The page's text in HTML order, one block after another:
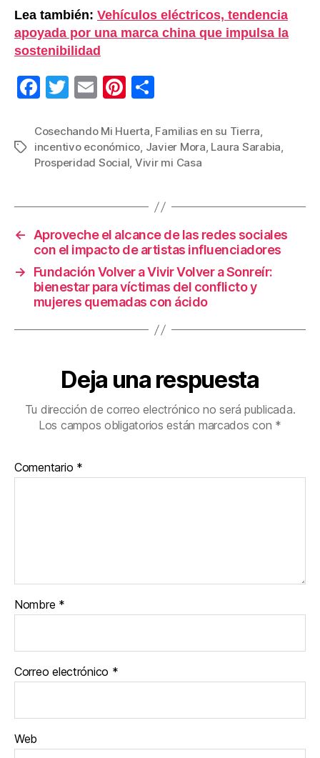
Lea también: Vehículos eléctricos, tendencia
apoyada por una marca china que impulsa la
sostenibilidad
F
c
e
o
k
T
tt
er
E
ail
Pi
er
e
m
p
tir
Etiquetas
Cosechando Mi Huerta, Familias en su Tierra,
incentivo económico, Javier Mora, Laura Sarabia,
Prosperidad Social, Vivir mi Casa
← Aproveche el alcance de las redes sociales
con el impacto de artistas influenciadores
→
Fundación Volver a Vivir Volver a Sonreír:
bienestar para víctimas del conflicto y
mujeres quemadas con ácido
Deja una respuesta
Tu dirección de correo electrónico no será publicada.
Los campos obligatorios están marcados con *
Comentario *
Nombre *
Correo electrónico *
Web